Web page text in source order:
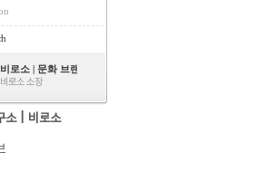
비로소 | 문화 브랜드 연구소
비로소 소장
소 | 비로소